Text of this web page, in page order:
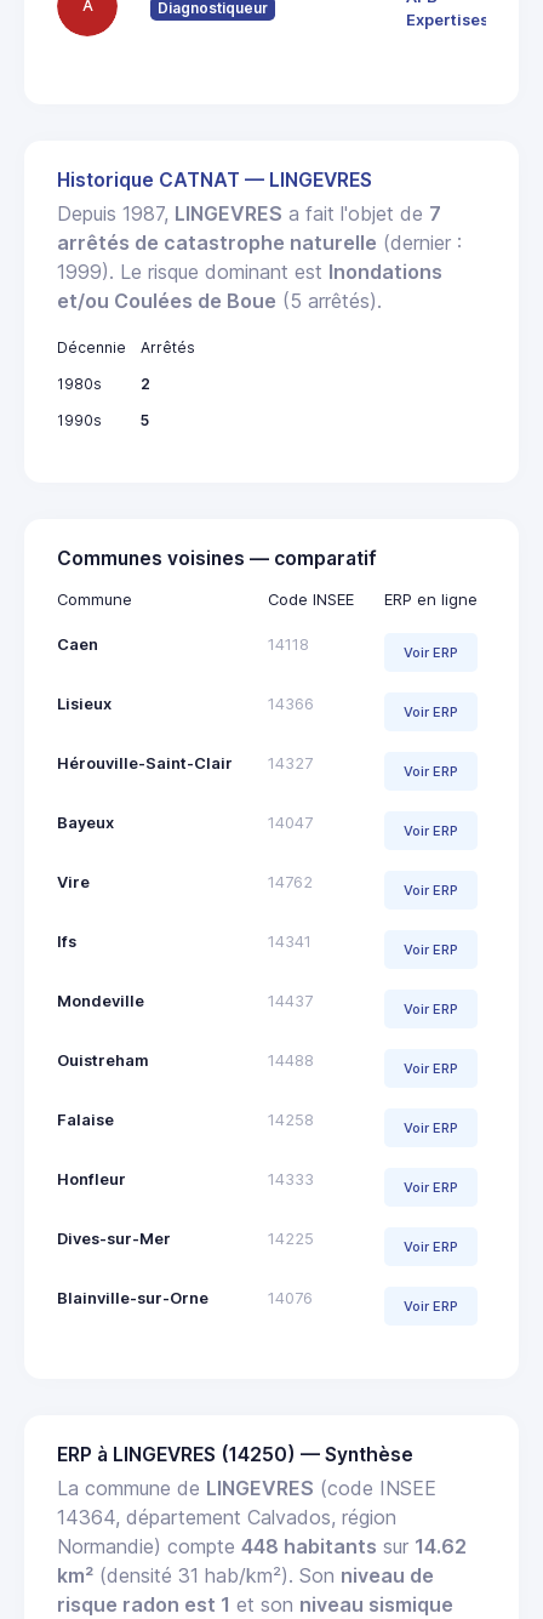
A Diagnostiqueur
Expertises
Historique CATNAT — LINGEVRES
Depuis 1987, LINGEVRES a fait l'objet de 7
arrêtés de catastrophe naturelle (dernier :
1999). Le risque dominant est Inondations
et/ou Coulées de Boue (5 arrêtés).
Décennie
Arrêtés
1980s
2
1990s
5
Communes voisines — comparatif
Commune Code INSEE ERP en ligne
Caen 14118 Voir ERP
Lisieux 14366 Voir ERP
Hérouville-Saint-Clair 14327 Voir ERP
Bayeux 14047 Voir ERP
Vire 14762 Voir ERP
Ifs 14341 Voir ERP
Mondeville 14437 Voir ERP
Ouistreham 14488 Voir ERP
Falaise 14258 Voir ERP
Honfleur 14333 Voir ERP
Dives-sur-Mer 14225 Voir ERP
Blainville-sur-Orne 14076 Voir ERP
ERP à LINGEVRES (14250) — Synthèse
La commune de LINGEVRES (code INSEE
14364, département Calvados, région
Normandie) compte 448 habitants sur 14.62
km² (densité 31 hab/km²). Son niveau de
risque radon est 1 et son niveau sismique